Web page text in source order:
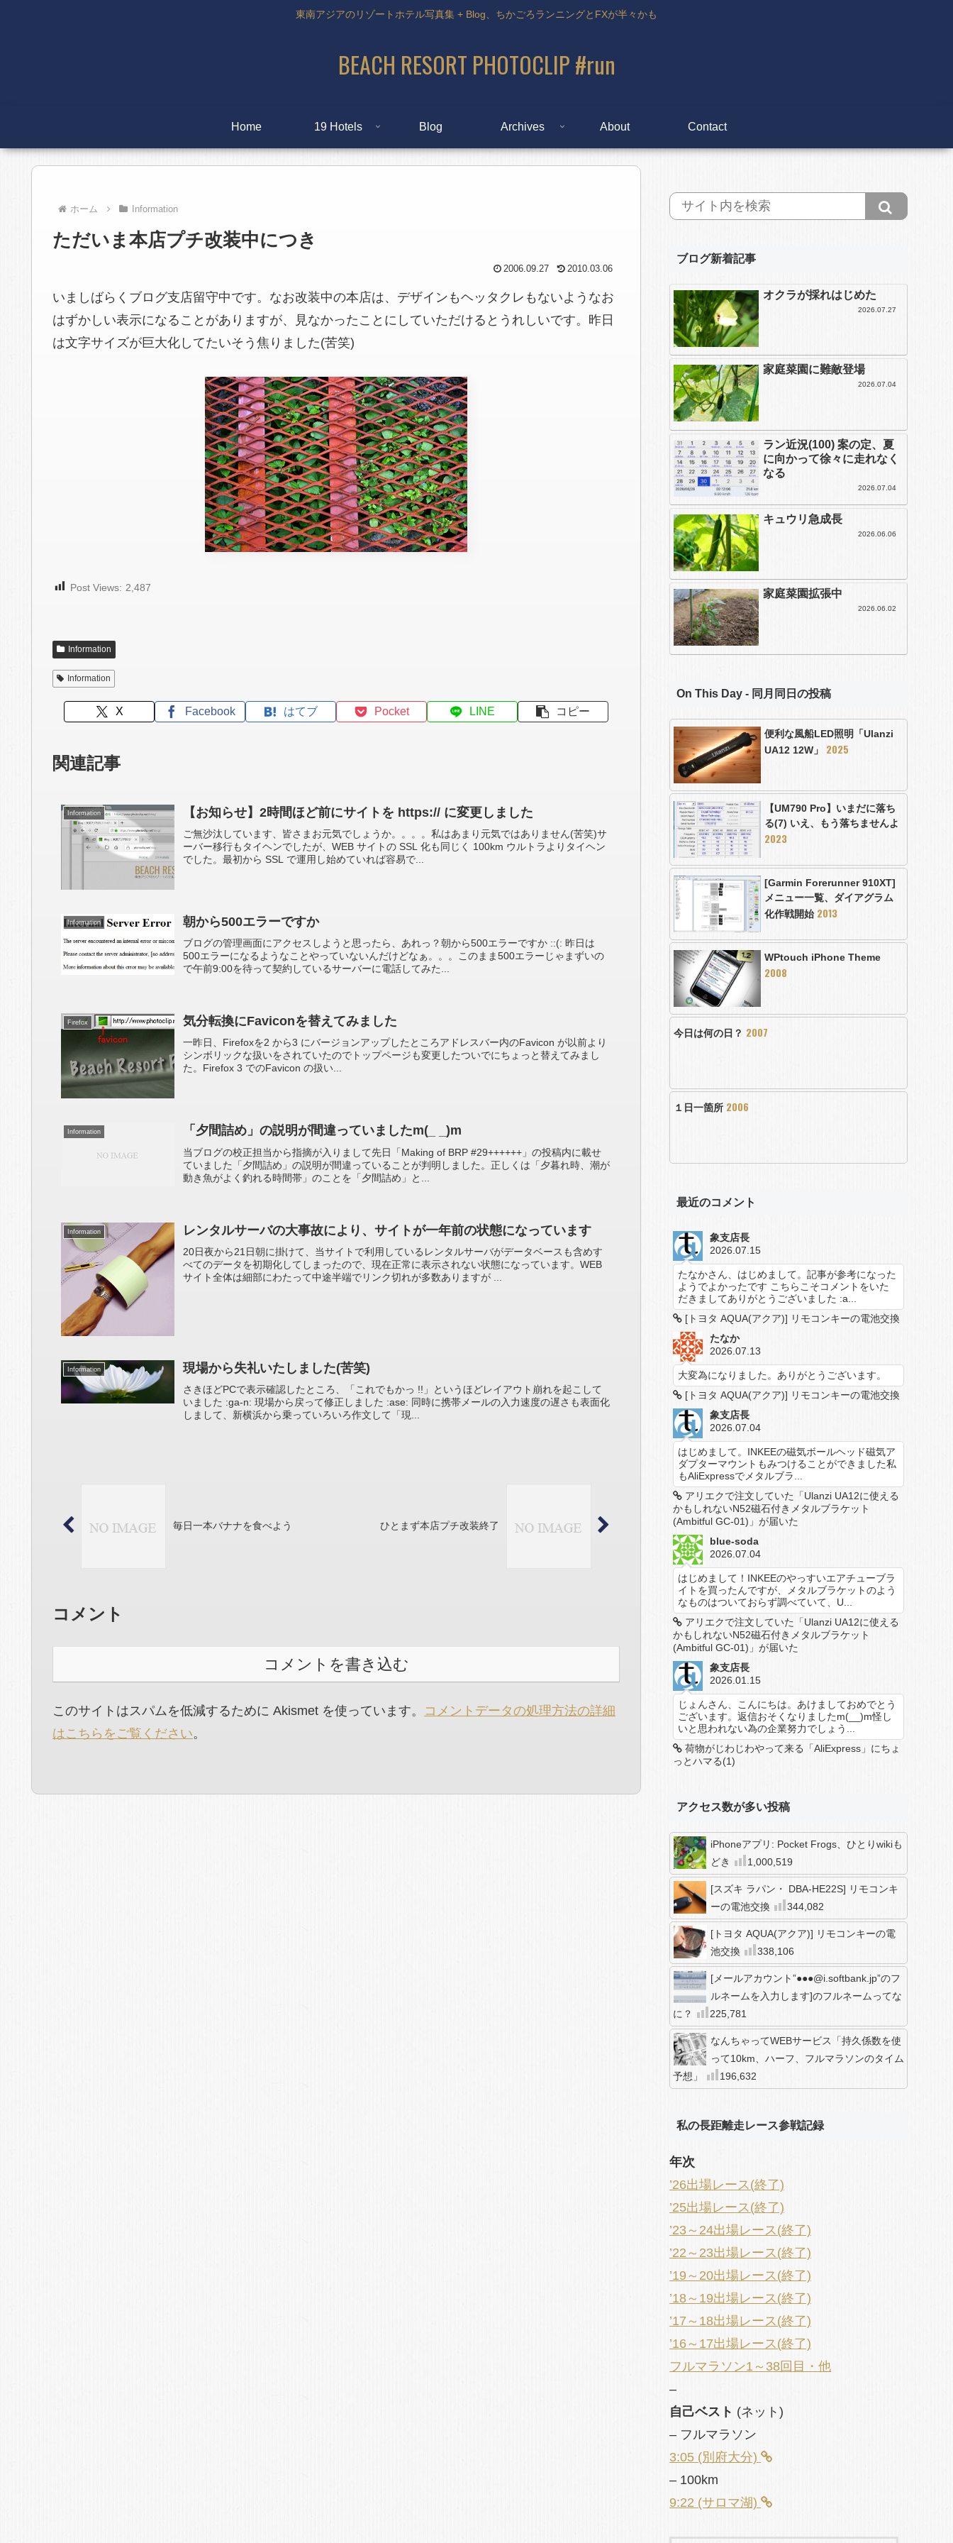
東南アジアのリゾートホテル写真集 + Blog、ちかごろランニングとFXが半々かも
BEACH RESORT PHOTOCLIP #run
Home 19 Hotels Blog Archives About Contact
ホーム Information
ただいま本店プチ改装中につき
2006.09.27 2010.03.06
いましばらくブログ支店留守中です。なお改装中の本店は、デザインもヘッタクレもないようなお
はずかしい表示になることがありますが、見なかったことにしていただけるとうれしいです。昨日
は文字サイズが巨大化してたいそう焦りました(苦笑)
Post Views: 2,487
Information
Information
X Facebook はてブ Pocket LINE コピー
関連記事
Information 【お知らせ】2時間ほど前にサイトを https:// に変更しました
ご無沙汰しています、皆さまお元気でしょうか。。。。私はあまり元気ではありません(苦笑)サ
ーバー移行もタイヘンでしたが、WEB サイトの SSL 化も同じく 100km ウルトラよりタイヘン
でした。最初から SSL で運用し始めていれば容易で...
Information 朝から500エラーですか
ブログの管理画面にアクセスしようと思ったら、あれっ？朝から500エラーですか ::(: 昨日は
500エラーになるようなことやっていないんだけどなぁ。。。このまま500エラーじゃまずいの
で午前9:00を待って契約しているサーバーに電話してみた...
Firefox 気分転換にFaviconを替えてみました
一昨日、Firefoxを2 から3 にバージョンアップしたところアドレスバー内のFavicon が以前より
シンボリックな扱いをされていたのでトップページも変更したついでにちょっと替えてみまし
た。Firefox 3 でのFavicon の扱い...
Information 「夕間詰め」の説明が間違っていましたm(_ _)m
当ブログの校正担当から指摘が入りまして先日「Making of BRP #29++++++」の投稿内に載せ
ていました「夕間詰め」の説明が間違っていることが判明しました。正しくは「夕暮れ時、潮が
動き魚がよく釣れる時間帯」のことを「夕間詰め」と...
Information レンタルサーバの大事故により、サイトが一年前の状態になっています
20日夜から21日朝に掛けて、当サイトで利用しているレンタルサーバがデータベースも含めす
べてのデータを初期化してしまったので、現在正常に表示されない状態になっています。WEB
サイト全体は細部にわたって中途半端でリンク切れが多数ありますが ...
Information 現場から失礼いたしました(苦笑)
さきほどPCで表示確認したところ、「これでもかっ !!」というほどレイアウト崩れを起こして
いました :ga-n: 現場から戻って修正しました :ase: 同時に携帯メールの入力速度の遅さも表面化
しまして、新横浜から乗っていろいろ作文して「現...
毎日一本バナナを食べよう ひとまず本店プチ改装終了
コメント
コメントを書き込む
このサイトはスパムを低減するために Akismet を使っています。 コメントデータの処理方法の詳細
はこちらをご覧ください。
ブログ新着記事
オクラが採れはじめた
2026.07.27
家庭菜園に難敵登場
2026.07.04
ラン近況(100) 案の定、夏
に向かって徐々に走れなく
なる
2026.07.04
キュウリ急成長
2026.06.06
家庭菜園拡張中
2026.06.02
On This Day - 同月同日の投稿
便利な風船LED照明「Ulanzi
UA12 12W」 2025
【UM790 Pro】いまだに落ち
る(7) いえ、もう落ちませんよ
2023
[Garmin Forerunner 910XT]
メニュー一覧、ダイアグラム
化作戦開始 2013
WPtouch iPhone Theme
2008
今日は何の日？ 2007
１日一箇所 2006
最近のコメント
象支店長
2026.07.15
たなかさん、はじめまして。記事が参考になった
ようでよかったです こちらこそコメントをいた
だきましてありがとうございました :a...
[トヨタ AQUA(アクア)] リモコンキーの電池交換
たなか
2026.07.13
大変為になりました。ありがとうございます。
[トヨタ AQUA(アクア)] リモコンキーの電池交換
象支店長
2026.07.04
はじめまして。INKEEの磁気ボールヘッド磁気ア
ダプターマウントもみつけることができました私
もAliExpressでメタルブラ...
アリエクで注文していた「Ulanzi UA12に使える
かもしれないN52磁石付きメタルブラケット
(Ambitful GC-01)」が届いた
blue-soda
2026.07.04
はじめまして！INKEEのやっすいエアチューブラ
イトを買ったんですが、メタルブラケットのよう
なものはついておらず調べていて、U...
アリエクで注文していた「Ulanzi UA12に使える
かもしれないN52磁石付きメタルブラケット
(Ambitful GC-01)」が届いた
象支店長
2026.01.15
じょんさん、こんにちは。あけましておめでとう
ございます。返信おそくなりましたm(__)m怪し
いと思われない為の企業努力でしょう...
荷物がじわじわやって来る「AliExpress」にちょ
っとハマる(1)
アクセス数が多い投稿
iPhoneアプリ: Pocket Frogs、ひとりwikiも
どき
1,000,519
[スズキ ラパン・ DBA-HE22S] リモコンキ
ーの電池交換
344,082
[トヨタ AQUA(アクア)] リモコンキーの電
池交換
338,106
[メールアカウント”●●●@i.softbank.jp”のフ
ルネームを入力します]のフルネームってな
に？
225,781
なんちゃってWEBサービス「持久係数を使
って10km、ハーフ、フルマラソンのタイム
予想」
196,632
私の長距離走レース参戦記録
年次
’26出場レース(終了)
’25出場レース(終了)
’23～24出場レース(終了)
’22～23出場レース(終了)
’19～20出場レース(終了)
’18～19出場レース(終了)
’17～18出場レース(終了)
’16～17出場レース(終了)
フルマラソン1～38回目・他
–
自己ベスト (ネット)
– フルマラソン
3:05 (別府大分)
– 100km
9:22 (サロマ湖)